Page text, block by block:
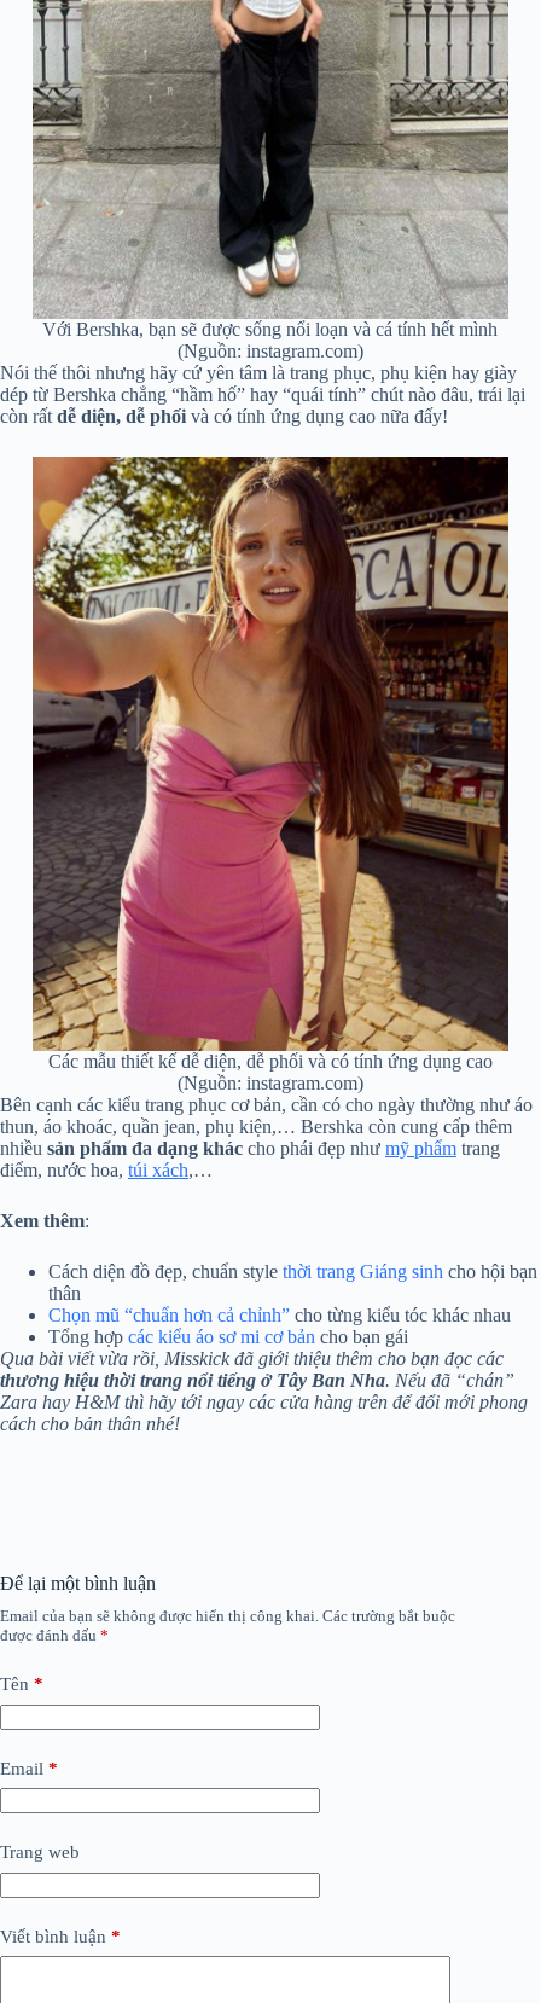
Với Bershka, bạn sẽ được sống nổi loạn và cá tính hết mình
(Nguồn: instagram.com)
Nói thế thôi nhưng hãy cứ yên tâm là trang phục, phụ kiện hay giày
dép từ Bershka chẳng “hầm hố” hay “quái tính” chút nào đâu, trái lại
còn rất dễ diện, dễ phối và có tính ứng dụng cao nữa đấy!
Các mẫu thiết kế dễ diện, dễ phối và có tính ứng dụng cao
(Nguồn: instagram.com)
Bên cạnh các kiểu trang phục cơ bản, cần có cho ngày thường như áo
thun, áo khoác, quần jean, phụ kiện,… Bershka còn cung cấp thêm
nhiều sản phẩm đa dạng khác cho phái đẹp như mỹ phẩm trang
điểm, nước hoa, túi xách,…
Xem thêm:
Cách diện đồ đẹp, chuẩn style thời trang Giáng sinh cho hội bạn
thân
Chọn mũ “chuẩn hơn cả chỉnh” cho từng kiểu tóc khác nhau
Tổng hợp các kiểu áo sơ mi cơ bản cho bạn gái
Qua bài viết vừa rồi, Misskick đã giới thiệu thêm cho bạn đọc các
thương hiệu thời trang nổi tiếng ở Tây Ban Nha. Nếu đã “chán”
Zara hay H&M thì hãy tới ngay các cửa hàng trên để đổi mới phong
cách cho bản thân nhé!
Để lại một bình luận
Email của bạn sẽ không được hiển thị công khai. Các trường bắt buộc
được đánh dấu *
Tên *
Email *
Trang web
Viết bình luận *